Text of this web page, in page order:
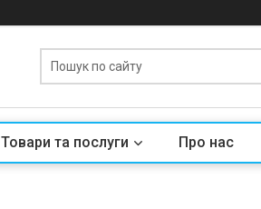
Товари та послуги Про нас